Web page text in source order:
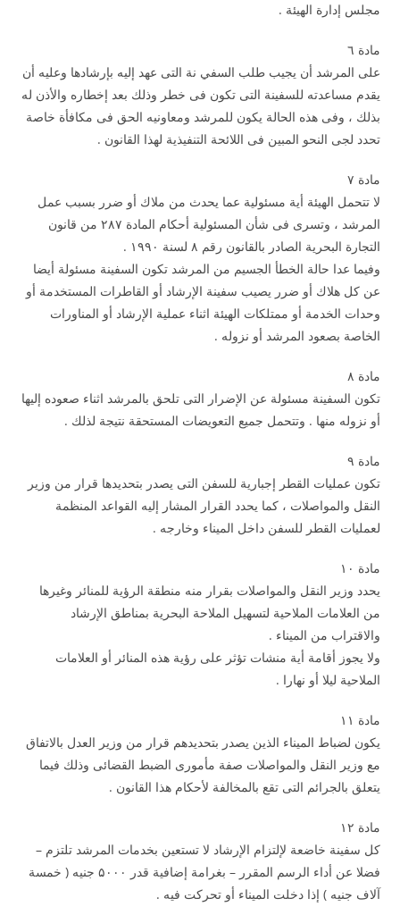
مجلس إدارة الهيئة .
مادة ٦
على المرشد أن يجيب طلب السفي نة التى عهد إليه بإرشادها وعليه أن
يقدم مساعدته للسفينة التى تكون فى خطر وذلك بعد إخطاره والأذن له
بذلك ، وفى هذه الحالة يكون للمرشد ومعاونيه الحق فى مكافأة خاصة
تحدد لجى النحو المبين فى اللائحة التنفيذية لهذا القانون .
مادة ۷
لا تتحمل الهيئة أية مسئولية عما يحدث من ملاك أو ضرر بسبب عمل
المرشد ، وتسرى فى شأن المسئولية أحكام المادة ۲۸۷ من قانون
التجارة البحرية الصادر بالقانون رقم ۸ لسنة ۱۹۹۰ .
وفيما عدا حالة الخطأ الجسيم من المرشد تكون السفينة مسئولة أيضا
عن كل هلاك أو ضرر يصيب سفينة الإرشاد أو القاطرات المستخدمة أو
وحدات الخدمة أو ممتلكات الهيئة اثناء عملية الإرشاد أو المناورات
الخاصة بصعود المرشد أو نزوله .
مادة ۸
تكون السفينة مسئولة عن الإضرار التى تلحق بالمرشد اثناء صعوده إليها
أو نزوله منها . وتتحمل جميع التعويضات المستحقة نتيجة لذلك .
مادة ۹
تكون عمليات القطر إجبارية للسفن التى يصدر بتحديدها قرار من وزير
النقل والمواصلات ، كما يحدد القرار المشار إليه القواعد المنظمة
لعمليات القطر للسفن داخل الميناء وخارجه .
مادة ۱۰
يحدد وزير النقل والمواصلات بقرار منه منطقة الرؤية للمنائر وغيرها
من العلامات الملاحية لتسهيل الملاحة البحرية بمناطق الإرشاد
والاقتراب من الميناء .
ولا يجوز أقامة أية منشات تؤثر على رؤية هذه المنائر أو العلامات
الملاحية ليلا أو نهارا .
مادة ۱۱
يكون لضباط الميناء الذين يصدر بتحديدهم قرار من وزير العدل بالاتفاق
مع وزير النقل والمواصلات صفة مأمورى الضبط القضائى وذلك فيما
يتعلق بالجرائم التى تقع بالمخالفة لأحكام هذا القانون .
مادة ۱۲
كل سفينة خاضعة لإلتزام الإرشاد لا تستعين بخدمات المرشد تلتزم –
فضلا عن أداء الرسم المقرر – بغرامة إضافية قدر ۵۰۰۰ جنيه ( خمسة
آلاف جنيه ) إذا دخلت الميناء أو تحركت فيه .